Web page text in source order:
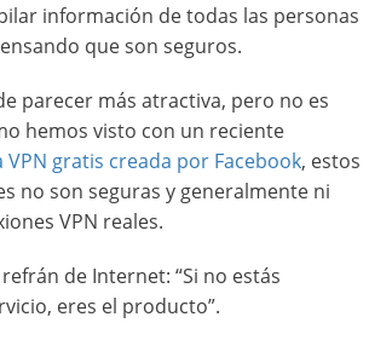
información de todas las personas
que son seguros.
parecer más atractiva, pero no es
hemos visto con un reciente
gratis creada por Facebook, estos
no son seguras y generalmente ni
VPN reales.
de Internet: “Si no estás
eres el producto”.